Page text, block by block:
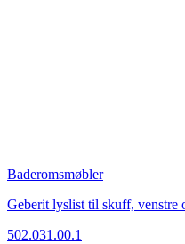
Baderomsmøbler
Geberit lyslist til skuff, venstre
502.031.00.1